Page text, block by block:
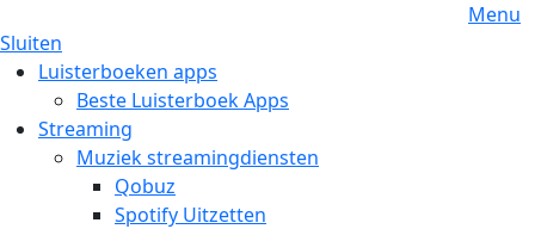
Menu
Sluiten
Luisterboeken apps
Beste Luisterboek Apps
Streaming
Muziek streamingdiensten
Qobuz
Spotify Uitzetten